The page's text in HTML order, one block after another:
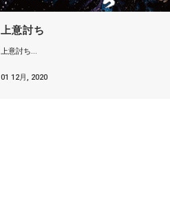
上意討ち
上意討ち...
01 12月, 2020